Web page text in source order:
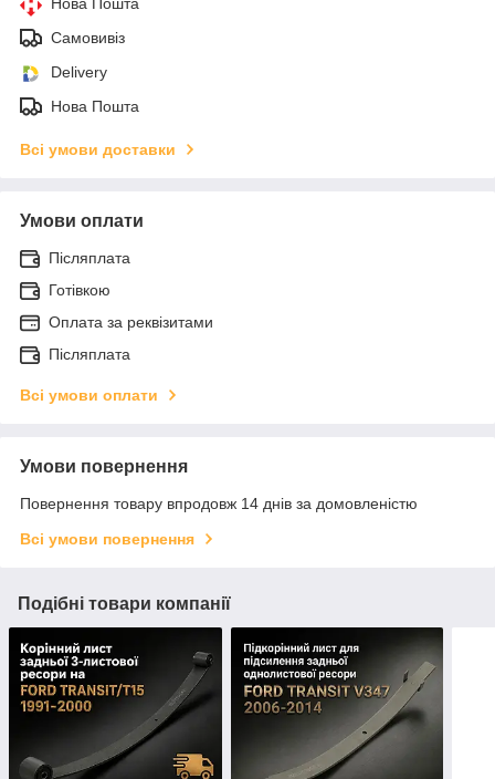
Самовивіз
Delivery
Нова Пошта
Всі умови доставки
Умови оплати
Післяплата
Готівкою
Оплата за реквізитами
Післяплата
Всі умови оплати
Умови повернення
Повернення товару впродовж 14 днів за домовленістю
Всі умови повернення
Подібні товари компанії